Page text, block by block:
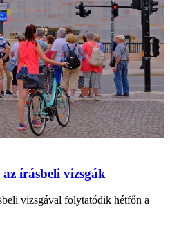
írásbeli vizsgák
vizsgával folytatódik hétfőn a